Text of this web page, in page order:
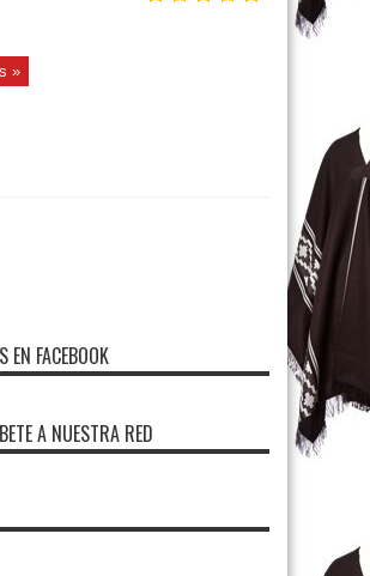
»
EN FACEBOOK
A NUESTRA RED